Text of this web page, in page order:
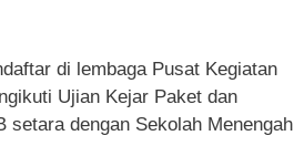
di lembaga Pusat Kegiatan
Ujian Kejar Paket dan
dengan Sekolah Menengah